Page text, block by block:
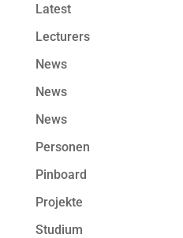
Latest
Lecturers
News
News
News
Personen
Pinboard
Projekte
Studium